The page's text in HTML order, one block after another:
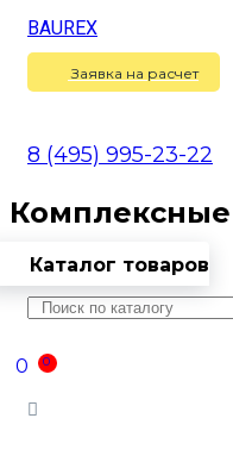
BAUREX
Заявка на расчет
8 (495) 995-23-22
Комплексные
Каталог товаров
0
0